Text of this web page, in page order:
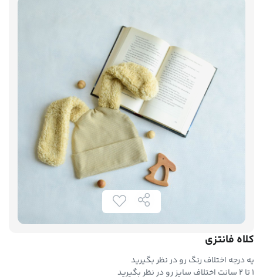
کلاه فانتزی
یه درجه اختلاف رنگ رو در نظر بگیرید
۱ تا ۲ سانت اختلاف سایز رو در نظر بگیرید